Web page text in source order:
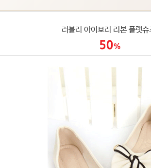
러블리 아이보리 리본 플랫슈